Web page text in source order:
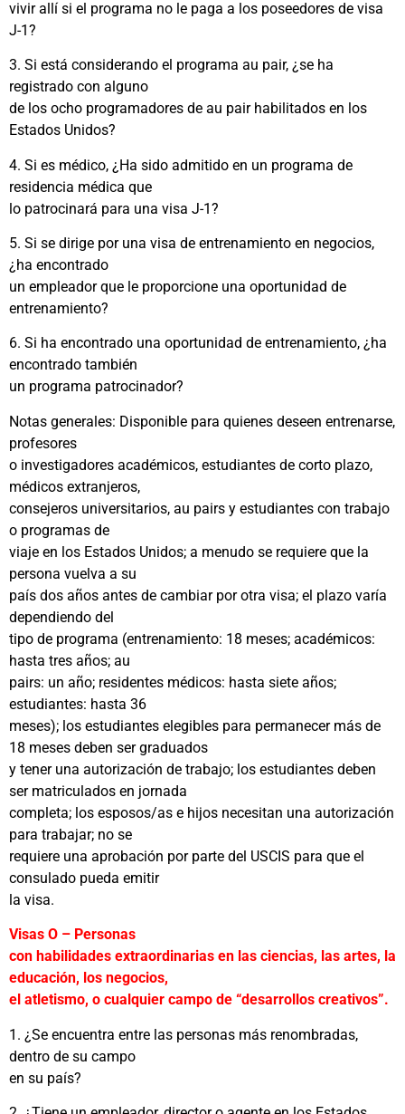
vivir allí si el programa no le paga a los poseedores de visa
J-1?
3. Si está considerando el programa au pair, ¿se ha
registrado con alguno
de los ocho programadores de au pair habilitados en los
Estados Unidos?
4. Si es médico, ¿Ha sido admitido en un programa de
residencia médica que
lo patrocinará para una visa J-1?
5. Si se dirige por una visa de entrenamiento en negocios,
¿ha encontrado
un empleador que le proporcione una oportunidad de
entrenamiento?
6. Si ha encontrado una oportunidad de entrenamiento, ¿ha
encontrado también
un programa patrocinador?
Notas generales: Disponible para quienes deseen entrenarse,
profesores
o investigadores académicos, estudiantes de corto plazo,
médicos extranjeros,
consejeros universitarios, au pairs y estudiantes con trabajo
o programas de
viaje en los Estados Unidos; a menudo se requiere que la
persona vuelva a su
país dos años antes de cambiar por otra visa; el plazo varía
dependiendo del
tipo de programa (entrenamiento: 18 meses; académicos:
hasta tres años; au
pairs: un año; residentes médicos: hasta siete años;
estudiantes: hasta 36
meses); los estudiantes elegibles para permanecer más de
18 meses deben ser graduados
y tener una autorización de trabajo; los estudiantes deben
ser matriculados en jornada
completa; los esposos/as e hijos necesitan una autorización
para trabajar; no se
requiere una aprobación por parte del USCIS para que el
consulado pueda emitir
la visa.
Visas O – Personas
con habilidades extraordinarias en las ciencias, las artes, la
educación, los negocios,
el atletismo, o cualquier campo de “desarrollos creativos”.
1. ¿Se encuentra entre las personas más renombradas,
dentro de su campo
en su país?